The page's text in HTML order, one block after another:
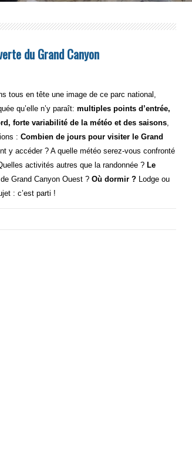
du Grand Canyon
tous en tête une image de ce parc national,
qu’elle n’y paraît: multiples points d’entrée,
forte variabilité de la météo et des saisons,
: Combien de jours pour visiter le Grand
y accéder ? A quelle météo serez-vous confronté
activités autres que la randonnée ? Le
Grand Canyon Ouest ? Où dormir ? Lodge ou
: c’est parti !